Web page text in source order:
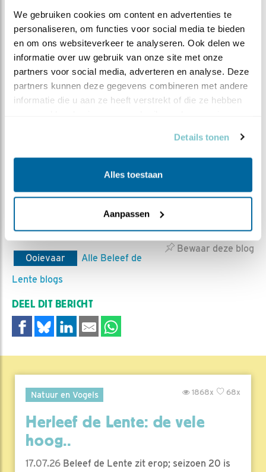
We gebruiken cookies om content en advertenties te
personaliseren, om functies voor social media te bieden
en om ons websiteverkeer te analyseren. Ook delen we
informatie over uw gebruik van onze site met onze
partners voor social media, adverteren en analyse. Deze
partners kunnen deze gegevens combineren met andere
informatie die u aan ze heeft verstrekt of die ze hebben
Details tonen
Alles toestaan
Aanpassen
Vind ik leuk
Bewaar deze blog
MEER OVER
Ooievaar
Alle Beleef de
Lente blogs
DEEL DIT BERICHT
Natuur en Vogels 68x
1868x
Herleef de Lente: de vele
hoog..
17.07.26 Beleef de Lente zit erop; seizoen 20 is